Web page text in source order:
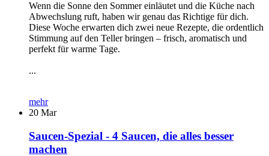
Wenn die Sonne den Sommer einläutet und die Küche nach
Abwechslung ruft, haben wir genau das Richtige für dich.
Diese Woche erwarten dich zwei neue Rezepte, die ordentlich
Stimmung auf den Teller bringen – frisch, aromatisch und
perfekt für warme Tage.
...
mehr
20 Mar
Saucen-Spezial - 4 Saucen, die alles besser
machen